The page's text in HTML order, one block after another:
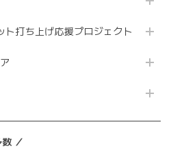
ト打ち上げ応援プロジェクト
／